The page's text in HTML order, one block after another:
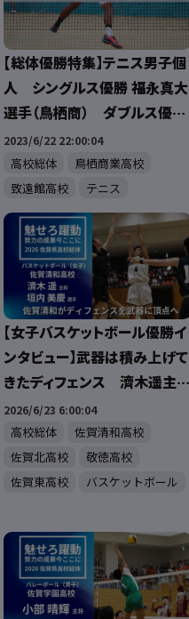
【総体優勝特集】テニス男子個
人 シングルス優勝 福永真大
選手（鳥栖商） ダブルス優勝
坂本匠・今村潤矢ペア（致遠
館）
2023/6/22 22:00:04
高校総体
鳥栖商業高校
致遠館高校
テニス
【女子バスケットボール優勝イ
ンタビュー】武器は積み上げて
きたディフェンス 濟木遥主
将・垣内美慶選手
2026/6/23 6:00:04
高校総体
佐賀清和高校
佐賀北高校
敬徳高校
佐賀東高校
バスケットボール